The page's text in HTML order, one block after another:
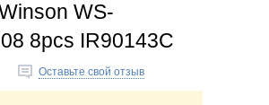
WS-
8pcs IR90143C
Оставьте свой отзыв